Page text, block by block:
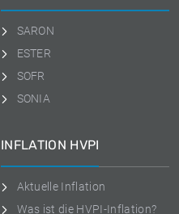
SARON
ESTER
SOFR
SONIA
INFLATION HVPI
Aktuelle Inflation
Was ist die HVPI-Inflation?